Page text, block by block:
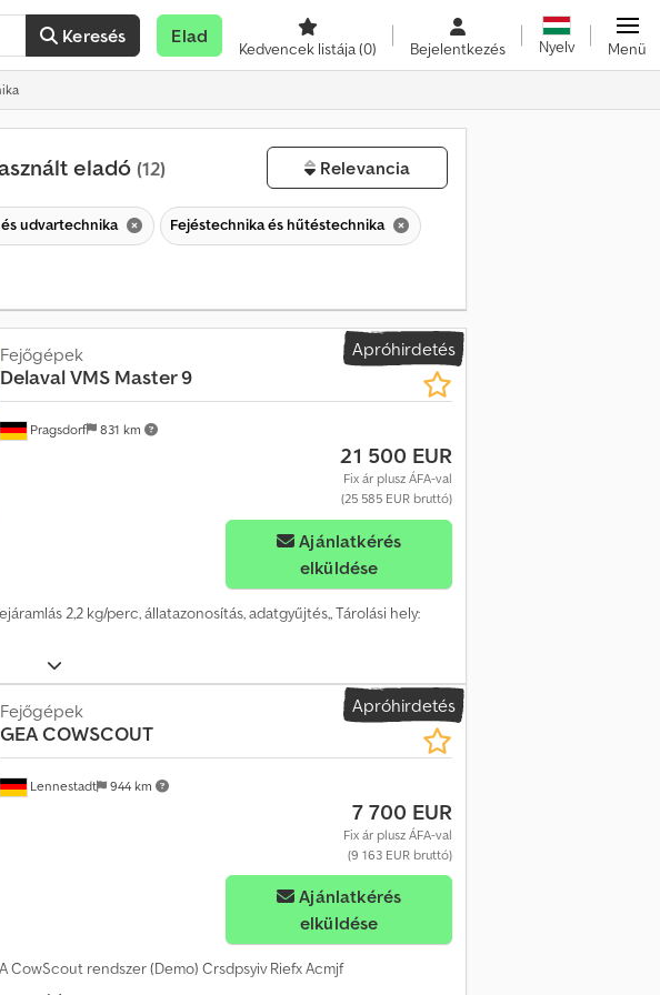
Keresés Elad
Kedvencek listája(0) Bejelentkezés Nyelv Menü
eladó (12) Relevancia
udvartechnika Fejéstechnika és hűtéstechnika
Apróhirdetés
Pragsdorf 831 km
Fejőgépek
DelavalVMS Master 9
21 500 EUR
Fix ár plusz ÁFA-val
(25 585 EUR bruttó)
Ajánlatkérés
elküldése
2,2 kg/perc, állatazonosítás, adatgyűjtés,, Tárolási hely:
Apróhirdetés
Lennestadt 944 km
Fejőgépek
GEACOWSCOUT
7 700 EUR
Fix ár plusz ÁFA-val
(9 163 EUR bruttó)
Ajánlatkérés
elküldése
CowScout rendszer (Demo) Crsdpsyiv Riefx Acmjf
a
o
n
t
a
t
4
0
0
0
0
s